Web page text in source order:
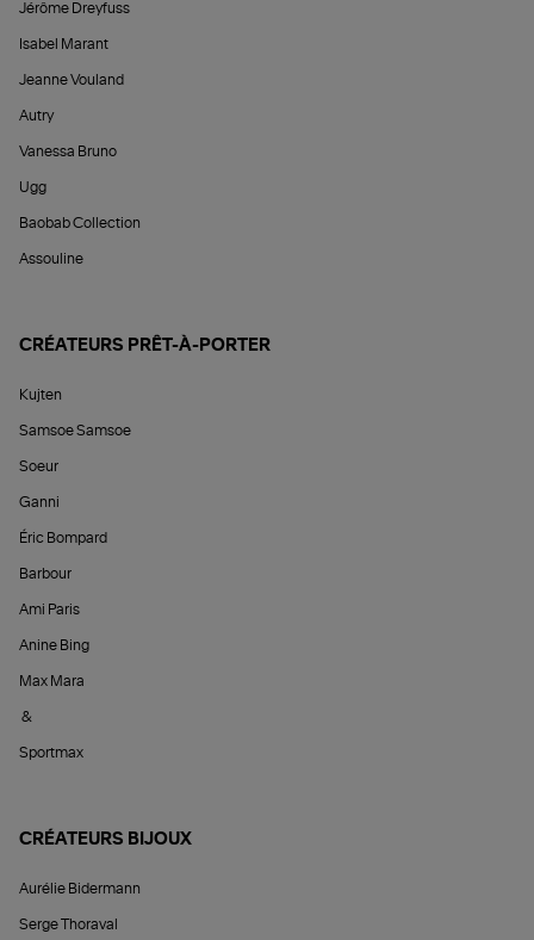
Jérôme Dreyfuss
Isabel Marant
Jeanne Vouland
Autry
Vanessa Bruno
Ugg
Baobab Collection
Assouline
CRÉATEURS PRÊT-À-PORTER
Kujten
Samsoe Samsoe
Soeur
Ganni
Éric Bompard
Barbour
Ami Paris
Anine Bing
Max Mara
&
Sportmax
CRÉATEURS BIJOUX
Aurélie Bidermann
Serge Thoraval